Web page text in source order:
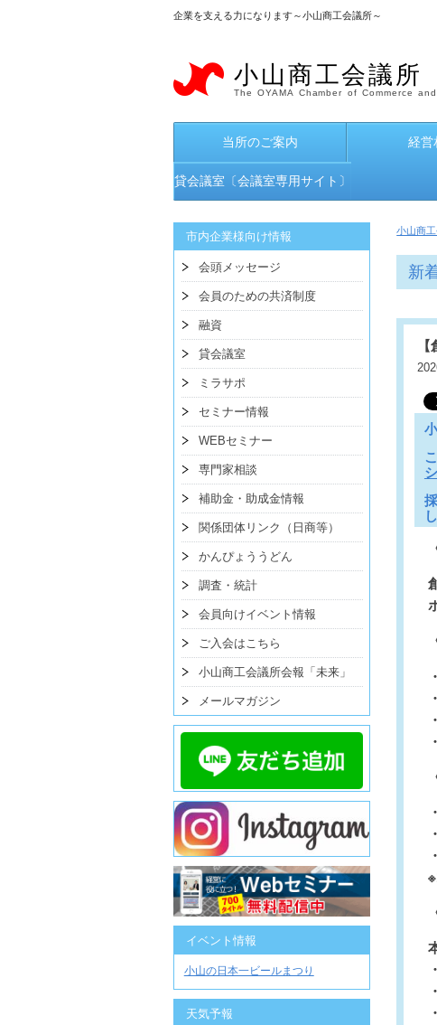
企業を支える力になります～小山商工会議所～
小山商工会議所
The OYAMA Chamber of Commerce
当所のご案内 経営
貸会議室〔会議室専用サイト〕
小山商
新
市内企業様向け情報
会頭メッセージ
会員のための共済制度
融資
貸会議室
ミラサポ
セミナー情報
WEBセミナー
専門家相談
補助金・助成金情報
関係団体リンク（日商等）
かんぴょううどん
調査・統計
会員向けイベント情報
ご入会はこちら
小山商工会議所会報「未来」
メールマガジン
イベント情報
小山の日本一ビールまつり
天気予報